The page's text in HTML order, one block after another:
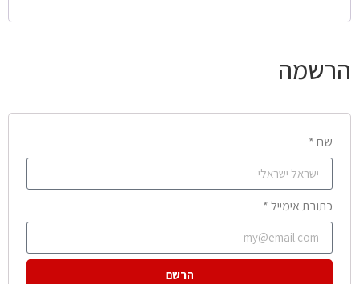
הרשמה
שם *
כתובת אימייל *
הרשם